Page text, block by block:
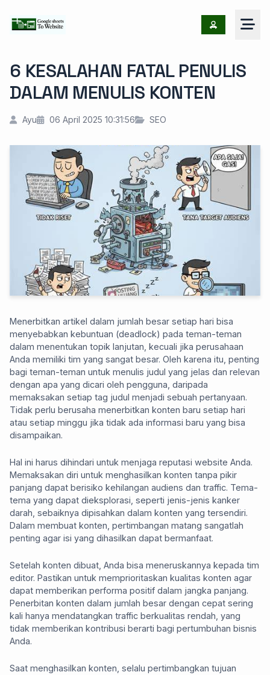
6 KESALAHAN FATAL PENULIS
DALAM MENULIS KONTEN
Ayu 06 April 2025 10:31:56 SEO
Menerbitkan artikel dalam jumlah besar setiap hari bisa
menyebabkan kebuntuan (deadlock) pada teman-teman
dalam menentukan topik lanjutan, kecuali jika perusahaan
Anda memiliki tim yang sangat besar. Oleh karena itu, penting
bagi teman-teman untuk menulis judul yang jelas dan relevan
dengan apa yang dicari oleh pengguna, daripada
memaksakan setiap tag judul menjadi sebuah pertanyaan.
Tidak perlu berusaha menerbitkan konten baru setiap hari
atau setiap minggu jika tidak ada informasi baru yang bisa
disampaikan.
Hal ini harus dihindari untuk menjaga reputasi website Anda.
Memaksakan diri untuk menghasilkan konten tanpa pikir
panjang dapat berisiko kehilangan audiens dan traffic. Tema-
tema yang dapat dieksplorasi, seperti jenis-jenis kanker
darah, sebaiknya dipisahkan dalam konten yang tersendiri.
Dalam membuat konten, pertimbangan matang sangatlah
penting agar isi yang dihasilkan dapat bermanfaat.
Setelah konten dibuat, Anda bisa meneruskannya kepada tim
editor. Pastikan untuk memprioritaskan kualitas konten agar
dapat memberikan performa positif dalam jangka panjang.
Penerbitan konten dalam jumlah besar dengan cepat sering
kali hanya mendatangkan traffic berkualitas rendah, yang
tidak memberikan kontribusi berarti bagi pertumbuhan bisnis
Anda.
Saat menghasilkan konten, selalu pertimbangkan tujuan